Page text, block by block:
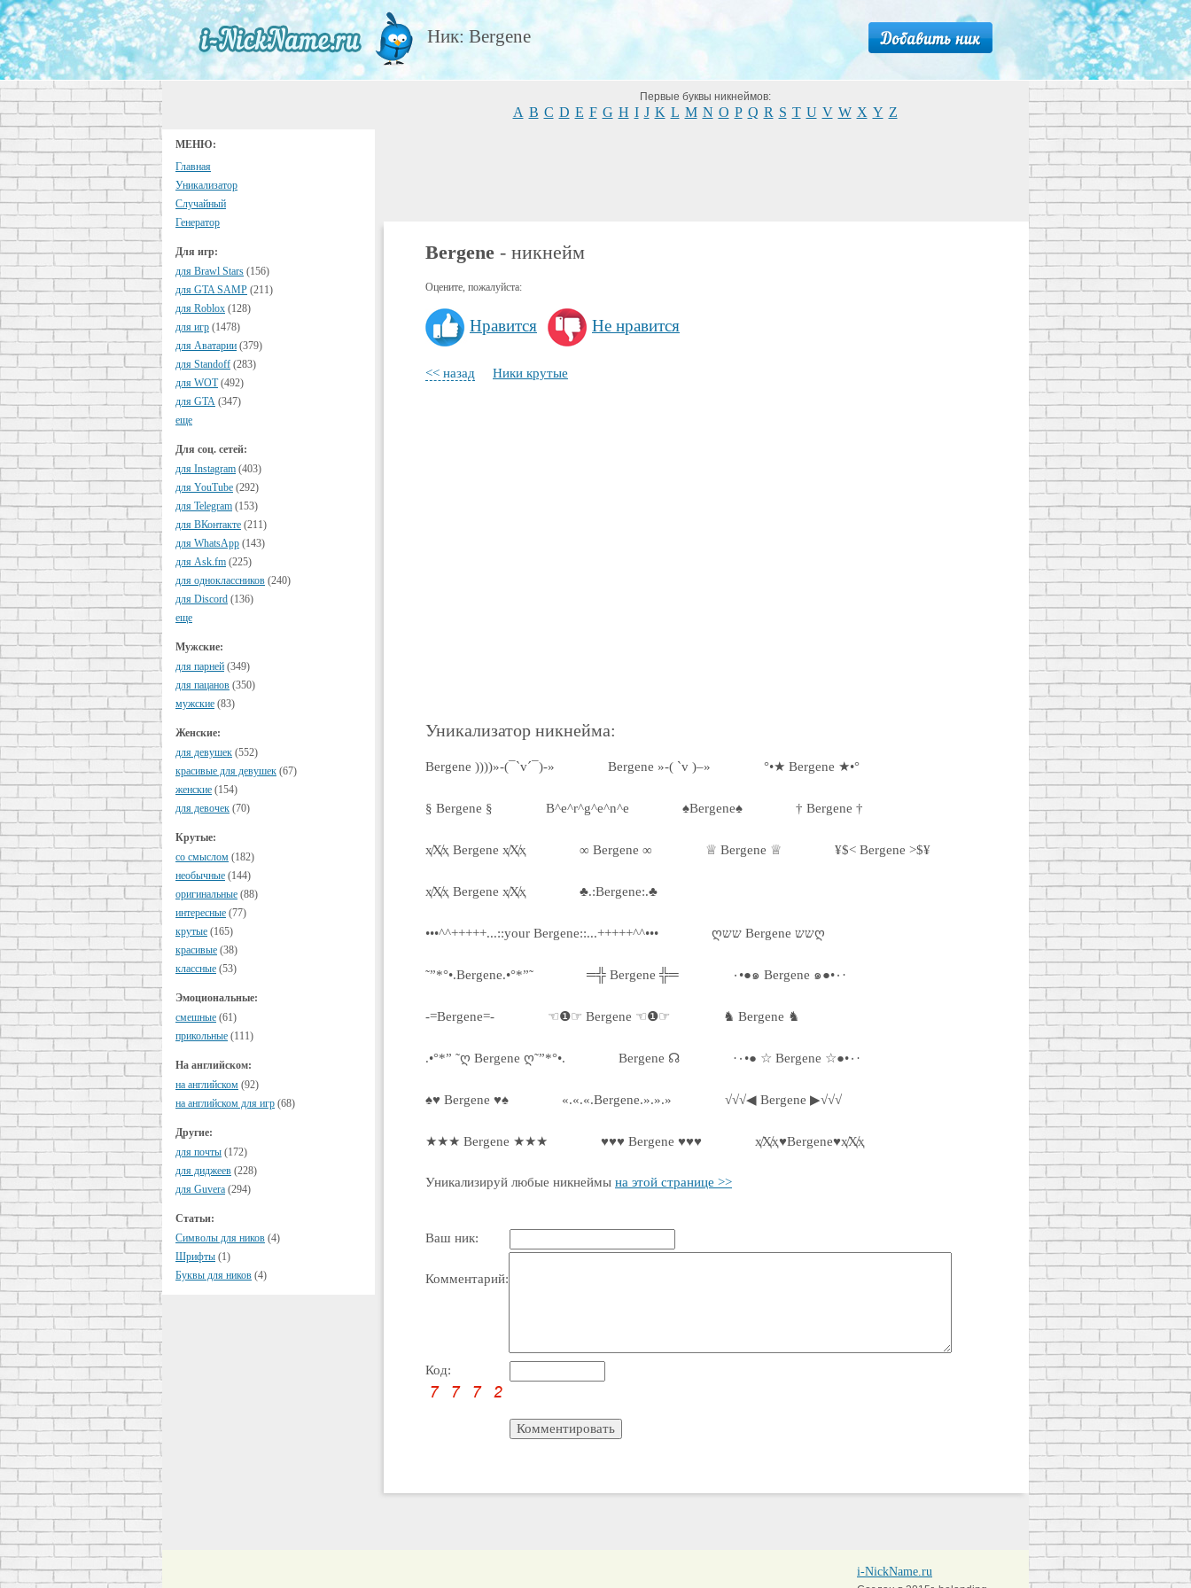
Ник: Bergene
МЕНЮ:
Главная
Уникализатор
Случайный
Генератор
Для игр:
для Brawl Stars (156)
для GTA SAMP (211)
для Roblox (128)
для игр (1478)
для Аватарии (379)
для Standoff (283)
для WOT (492)
для GTA (347)
еще
Для соц. сетей:
для Instagram (403)
для YouTube (292)
для Telegram (153)
для ВКонтакте (211)
для WhatsApp (143)
для Ask.fm (225)
для одноклассников (240)
для Discord (136)
еще
Мужские:
для парней (349)
для пацанов (350)
мужские (83)
Женские:
для девушек (552)
красивые для девушек (67)
женские (154)
для девочек (70)
Крутые:
cо смыслом (182)
необычные (144)
оригинальные (88)
интересные (77)
крутые (165)
красивые (38)
классные (53)
Эмоциональные:
смешные (61)
прикольные (111)
На английском:
на английском (92)
на английском для игр (68)
Другие:
для почты (172)
для диджеев (228)
для Guvera (294)
Статьи:
Символы для ников (4)
Шрифты (1)
Буквы для ников (4)
Первые буквы никнеймов:
A B C D E F G H I J K L M N O P Q R S T U V W X Y Z
Bergene - никнейм
Оцените, пожалуйста:
Нравится Не нравится
<< назад Ники крутые
Уникализатор никнейма:
Bergene ))))»-(¯`v´¯)-» Bergene »-( `v )–» °•★ Bergene ★•°
§ Bergene § B^e^r^g^e^n^e ♠Bergene♠ † Bergene †
ҳ̸Ҳ̸ҳ Bergene ҳ̸Ҳ̸ҳ ∞ Bergene ∞ ♕ Bergene ♕ ¥$< Bergene >$¥
ҳ̸Ҳ̸ҳ Bergene ҳ̸Ҳ̸ҳ ♣.:Bergene:.♣
•••^^+++++...::your Bergene::...+++++^^••• ღשש Bergene ששღ
˜”*°•.Bergene.•°*”˜ ═╬ Bergene ╬═ ٠•●๑ Bergene ๑●•٠·
-=Bergene=- ☜❶☞ Bergene ☜❶☞ ♞ Bergene ♞
.•°*” ˜ღ Bergene ღ˜”*°•. Bergene ☊ ·٠•● ☆ Bergene ☆●•٠·
♠♥ Bergene ♥♠ «.«.«.Bergene.».».» √√√◀ Bergene ▶√√√
★★★ Bergene ★★★ ♥♥♥ Bergene ♥♥♥ ҳ̸Ҳ̸ҳ♥Bergene♥ҳ̸Ҳ̸ҳ
Уникализируй любые никнеймы на этой странице >>
Ваш ник:
Комментарий:
Код:
i-NickName.ru